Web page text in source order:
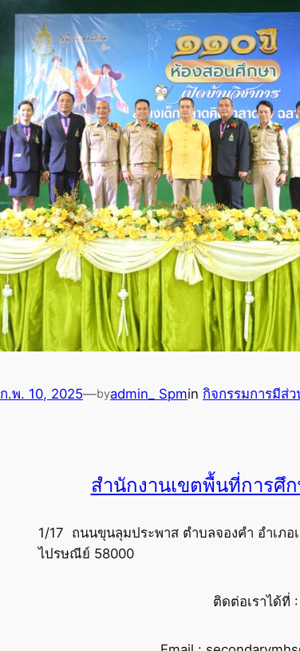
ก.พ. 10, 2025—byadmin_ Spmin กิจกรรมการมีส่
สำนักงานเขตพื้นที่การศึ
1/17 ถนนขุนลุมประพาส ตำบลจองคำ อำเภ
ไปรษณีย์ 58000
ติดต่อเราได้ที่